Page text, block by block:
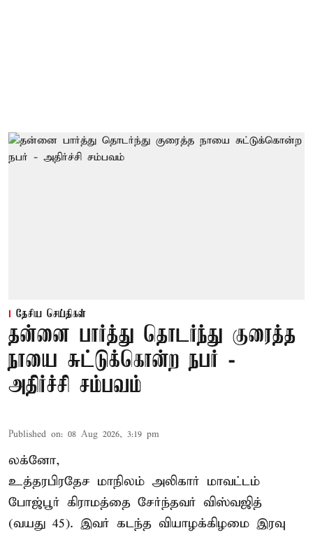
தேசிய செய்திகள்
தன்னை பார்த்து தொடர்ந்து குரைத்த
நாயை சுட்டுக்கொன்ற நபர் -
அதிர்ச்சி சம்பவம்
Published on: 08 Aug 2026, 3:19 pm
லக்னோ,
உத்தரபிரதேச மாநிலம் அலிகார் மாவட்டம்
போஜ்பூர் கிராமத்தை சேர்ந்தவர் விஸ்வஜித்
(வயது 45). இவர் கடந்த வியாழக்கிழமை இரவு